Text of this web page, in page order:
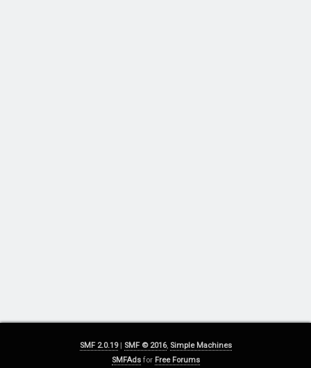
SMF 2.0.19| SMF © 2016, Simple Machines
SMFAdsfor Free Forums